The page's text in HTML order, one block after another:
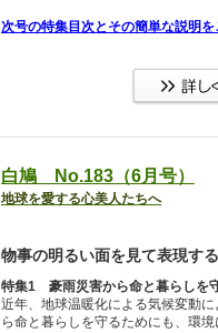
次号の特集目次とその簡単な説明
白鳩 No.183（6月号）
地球を愛する心美人たちへ
物事の明るい面を見て表現す
特集1 豪雨災害から命と暮らしを
近年、地球温暖化による気候変動
ら命と暮らしを守るためにも、環